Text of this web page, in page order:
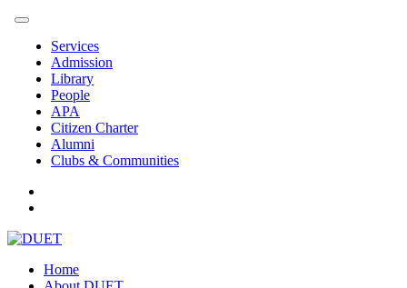
Services
Admission
Library
People
APA
Citizen Charter
Alumni
Clubs & Communities
Home